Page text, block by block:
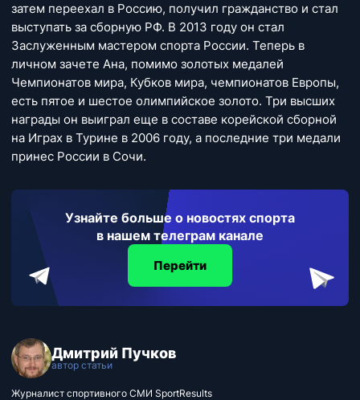
затем переехал в Россию, получил гражданство и стал
выступать за сборную РФ. В 2013 году он стал
Заслуженным мастером спорта России. Теперь в
личном зачете Ана, помимо золотых медалей
Чемпионатов мира, Кубков мира, чемпионатов Европы,
есть пятое и шестое олимпийское золото. Три высших
награды он выиграл еще в составе корейской сборной
на Играх в Турине в 2006 году, а последние три медали
принес России в Сочи.
Узнайте больше о новостях спорта
в нашем телеграм канале
Перейти
Дмитрий Пучков
автор статьи
Журналист спортивного СМИ SportResults